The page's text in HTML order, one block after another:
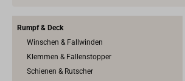
Rumpf & Deck
Winschen & Fallwinden
Klemmen & Fallenstopper
Schienen & Rutscher